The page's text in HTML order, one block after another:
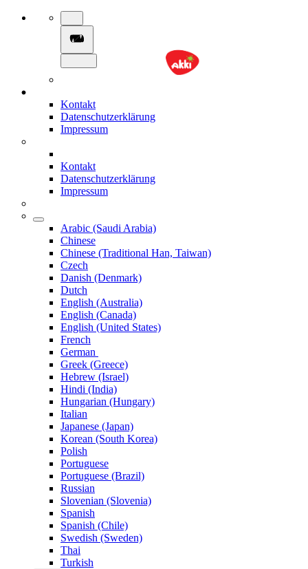
Kontakt
Datenschutzerklärung
Impressum
Kontakt
Datenschutzerklärung
Impressum
Arabic (Saudi Arabia)
Chinese
Chinese (Traditional Han, Taiwan)
Czech
Danish (Denmark)
Dutch
English (Australia)
English (Canada)
English (United States)
French
German
Greek (Greece)
Hebrew (Israel)
Hindi (India)
Hungarian (Hungary)
Italian
Japanese (Japan)
Korean (South Korea)
Polish
Portuguese
Portuguese (Brazil)
Russian
Slovenian (Slovenia)
Spanish
Spanish (Chile)
Swedish (Sweden)
Thai
Turkish